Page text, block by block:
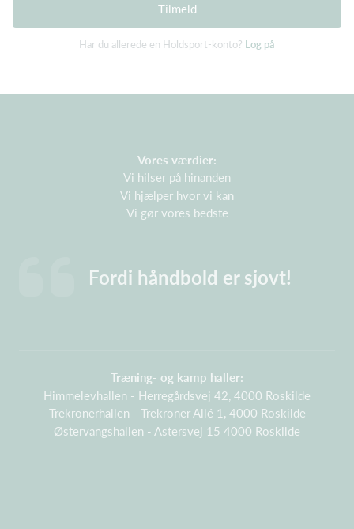
Tilmeld
Har du allerede en Holdsport-konto? Log på
Vores værdier:
Vi hilser på hinanden
Vi hjælper hvor vi kan
Vi gør vores bedste
Fordi håndbold er sjovt!
Træning- og kamp haller:
Himmelevhallen - Herregårdsvej 42, 4000 Roskilde
Trekronerhallen - Trekroner Allé 1, 4000 Roskilde
Østervangshallen - Astersvej 15 4000 Roskilde